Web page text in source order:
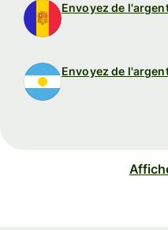
Envoyez de
Envoyez de